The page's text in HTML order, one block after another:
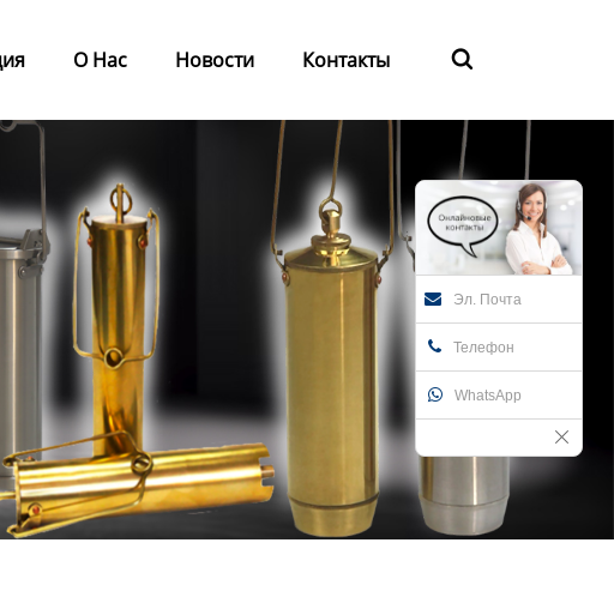
О Нас Новости Контакты 
Эл. Почта
Телефон
WhatsApp